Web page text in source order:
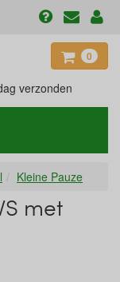
0
verzonden
Kleine Pauze
met